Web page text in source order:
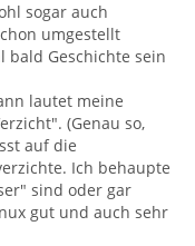
sogar auch
umgestellt
bald Geschichte sein
lautet meine
(Genau so,
auf die
Ich behaupte
sind oder gar
gut und auch sehr